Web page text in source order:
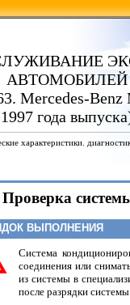
АВТОМОБИЛЕЙ
Mercedes-Benz
1997 года
характеристики.
Проверка
ВЫПОЛНЕНИЯ
Система
соединения или
из системы в
после разрядки